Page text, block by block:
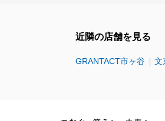
近隣の店舗を見る
GRANTACT市ヶ谷 文